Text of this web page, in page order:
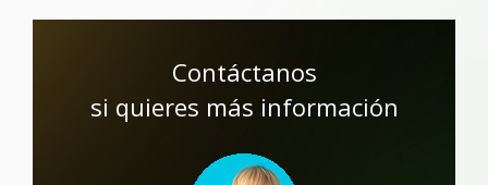
Contáctanos
si quieres más información